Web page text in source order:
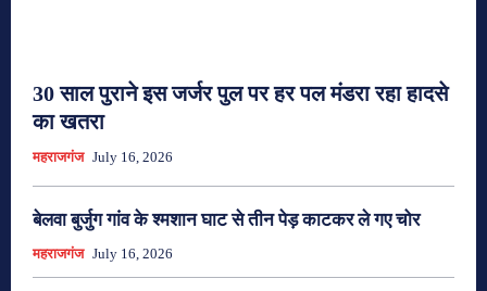
30 साल पुराने इस जर्जर पुल पर हर पल मंडरा रहा हादसे
का खतरा
महराजगंज July 16, 2026
बेलवा बुर्जुग गांव के श्मशान घाट से तीन पेड़ काटकर ले गए चोर
महराजगंज July 16, 2026